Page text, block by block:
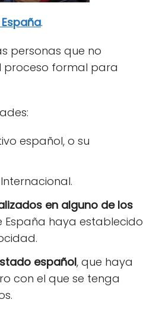
.
personas que no
proceso formal para
español, o su
en alguno de los
España haya establecido
español, que haya
con el que se tenga